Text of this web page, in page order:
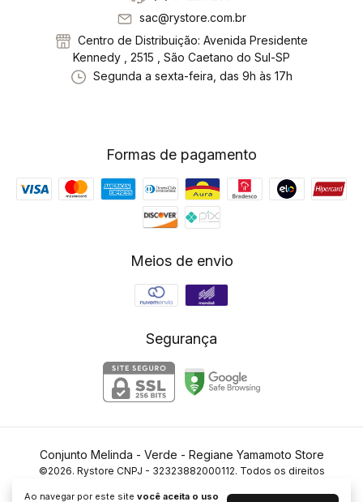
Ao navegar por este site você aceita o uso
sac@rystore.com.br
Centro de Distribuição: Avenida Presidente
Kennedy , 2515 , São Caetano do Sul-SP
Segunda a sexta-feira, das 9h às 17h
Formas de pagamento
Meios de envio
Segurança
Conjunto Melinda - Verde - Regiane Yamamoto Store
©2026. Rystore CNPJ - 32323882000112. Todos os direitos